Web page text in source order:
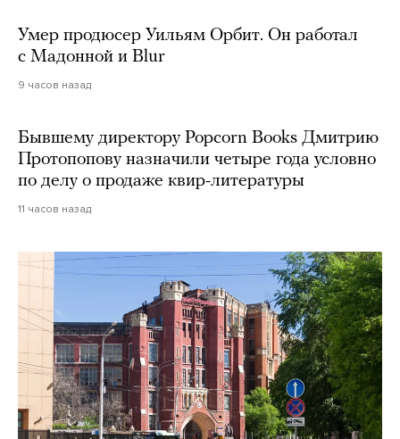
Умер продюсер Уильям Орбит. Он работал
с Мадонной и Blur
9 часов назад
Бывшему директору Popcorn Books Дмитрию
Протопопову назначили четыре года условно
по делу о продаже квир-литературы
11 часов назад